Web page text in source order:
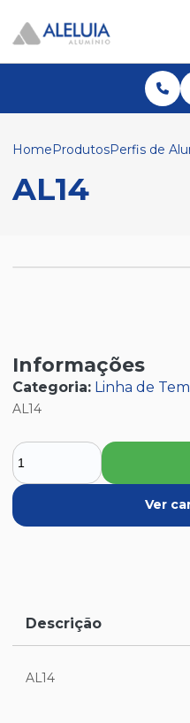
HomeProdutosPerfis de
AL14
Informações
Categoria: Linha de
AL14
Ver
Descrição
AL14